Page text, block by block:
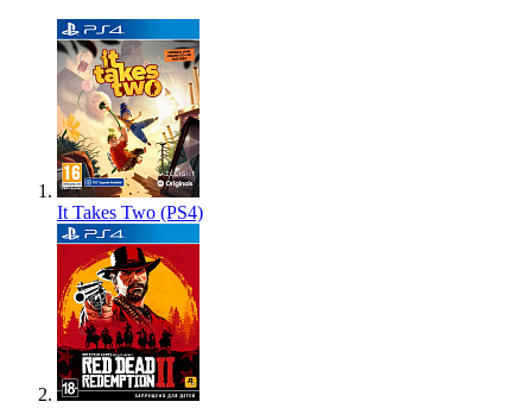
It Takes Two (PS4)